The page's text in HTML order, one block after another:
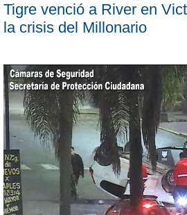
Tigre venció a River en
la crisis del Millonario